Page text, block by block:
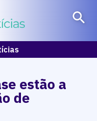
estão a
de